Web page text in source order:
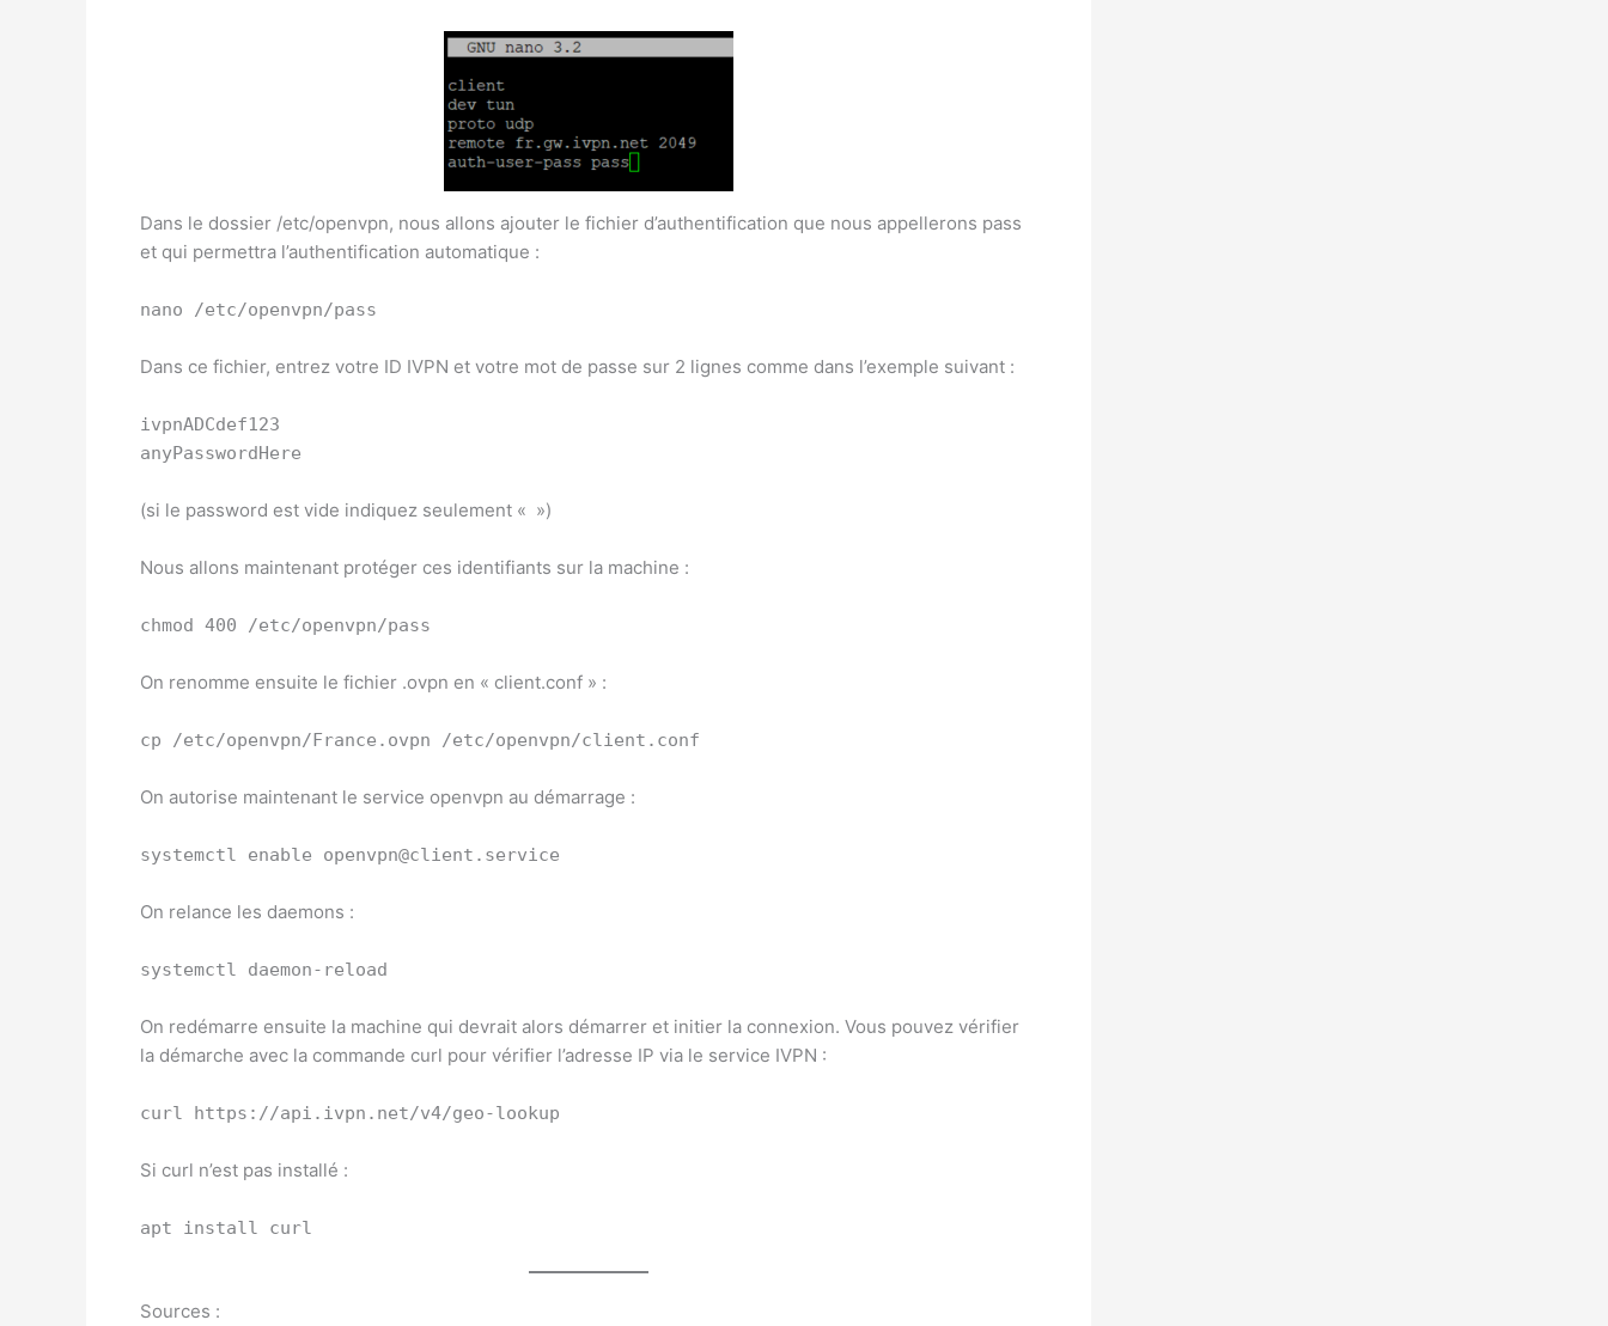
Dans le dossier /etc/openvpn, nous allons ajouter le fichier d’authentification que nous appellerons pass
et qui permettra l’authentification automatique :
nano /etc/openvpn/pass
Dans ce fichier, entrez votre ID IVPN et votre mot de passe sur 2 lignes comme dans l’exemple suivant :
ivpnADCdef123
anyPasswordHere
(si le password est vide indiquez seulement « »)
Nous allons maintenant protéger ces identifiants sur la machine :
chmod 400 /etc/openvpn/pass
On renomme ensuite le fichier .ovpn en « client.conf » :
cp /etc/openvpn/France.ovpn /etc/openvpn/client.conf
On autorise maintenant le service openvpn au démarrage :
systemctl enable openvpn@client.service
On relance les daemons :
systemctl daemon-reload
On redémarre ensuite la machine qui devrait alors démarrer et initier la connexion. Vous pouvez vérifier
la démarche avec la commande curl pour vérifier l’adresse IP via le service IVPN :
curl https://api.ivpn.net/v4/geo-lookup
Si curl n’est pas installé :
apt install curl
Sources :